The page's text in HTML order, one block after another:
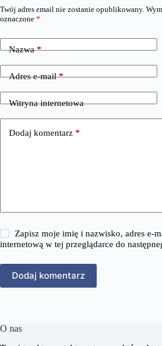
Twój adres email nie zostanie opublikowany.
oznaczone *
Nazwa*
Adres e-mail*
Witryna internetowa
Dodaj komentarz *
Zapisz moje imię i nazwisko, adres e-
internetową w tej przeglądarce do
Dodaj komentarz
O nas